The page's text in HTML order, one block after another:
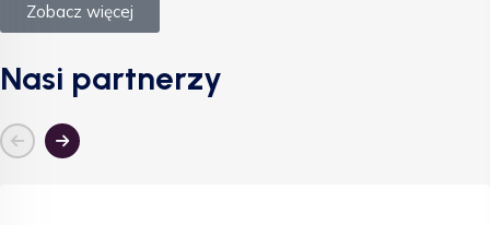
Zobacz więcej
Nasi partnerzy